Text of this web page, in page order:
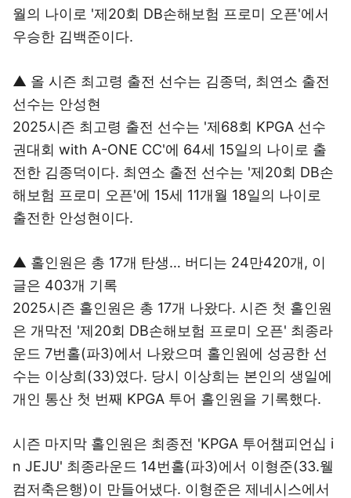
월의 나이로 '제20회 DB손해보험 프로미 오픈'에서
우승한 김백준이다.
▲ 올 시즌 최고령 출전 선수는 김종덕, 최연소 출전
선수는 안성현
2025시즌 최고령 출전 선수는 '제68회 KPGA 선수
권대회 with A-ONE CC'에 64세 15일의 나이로 출
전한 김종덕이다. 최연소 출전 선수는 '제20회 DB손
해보험 프로미 오픈'에 15세 11개월 18일의 나이로
출전한 안성현이다.
▲ 홀인원은 총 17개 탄생… 버디는 24만420개, 이
글은 403개 기록
2025시즌 홀인원은 총 17개 나왔다. 시즌 첫 홀인원
은 개막전 '제20회 DB손해보험 프로미 오픈' 최종라
운드 7번홀(파3)에서 나왔으며 홀인원에 성공한 선
수는 이상희(33)였다. 당시 이상희는 본인의 생일에
개인 통산 첫 번째 KPGA 투어 홀인원을 기록했다.
시즌 마지막 홀인원은 최종전 'KPGA 투어챔피언십 i
n JEJU' 최종라운드 14번홀(파3)에서 이형준(33.웰
컴저축은행)이 만들어냈다. 이형준은 제네시스에서